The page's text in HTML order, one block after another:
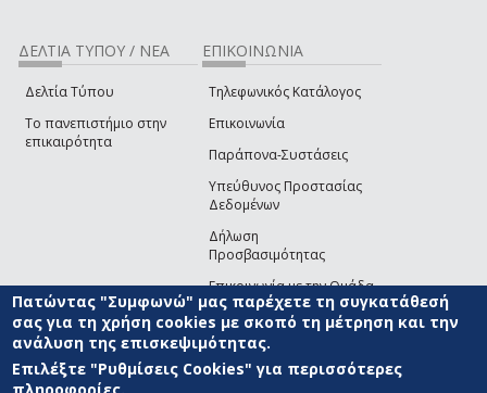
ΔΕΛΤΙΑ ΤΥΠΟΥ / ΝΕΑ
Δελτία Τύπου
Το πανεπιστήμιο στην
επικαιρότητα
ΕΠΙΚΟΙΝΩΝΙΑ
Τηλεφωνικός Κατάλογος
Επικοινωνία
Παράπονα-Συστάσεις
Υπεύθυνος Προστασίας
Δεδομένων
Δήλωση
Προσβασιμότητας
Επικοινωνία με την Ομάδα
Ανάπτυξης του site(link sends e-mail)
© ΠΑΝΕΠΙΣΤΗΜΙΟ ΑΙΓΑΙΟΥ ΟΡΟΙ ΧΡΗΣΗΣ
ΑΝΑΠΤΥΞΗΣ
Πατώντας "Συμφωνώ" μας παρέχετε τη συγκατάθεσή
σας για τη χρήση cookies με σκοπό τη μέτρηση και την
ανάλυση της επισκεψιμότητας.
Επιλέξτε "Ρυθμίσεις Cookies" για περισσότερες